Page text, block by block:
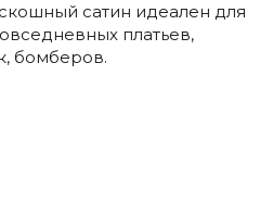
сатин идеален для
платьев,
бомберов.